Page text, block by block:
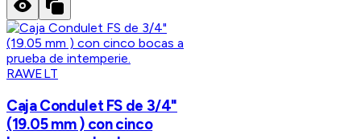
RAWELT
Caja Condulet FS de 3/4"
(19.05 mm ) con cinco